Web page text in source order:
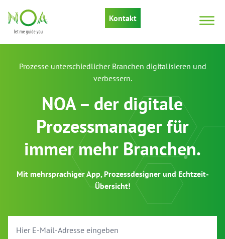
Kontakt
Prozesse unterschiedlicher Branchen digitalisieren und
verbessern.
NOA – der digitale
Prozessmanager für
immer mehr Branchen.
Mit mehrsprachiger App, Prozessdesigner und Echtzeit-
Übersicht!